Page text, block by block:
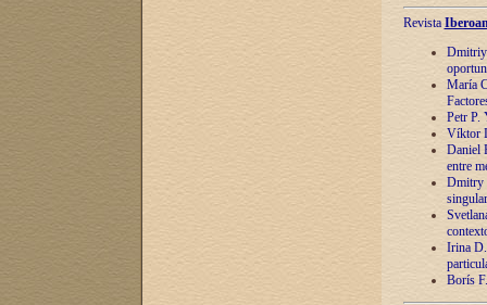
Revista
Dmitriy
María
Petr P.
Víktor
Daniel
entre
Dmitry
Irina
Borís